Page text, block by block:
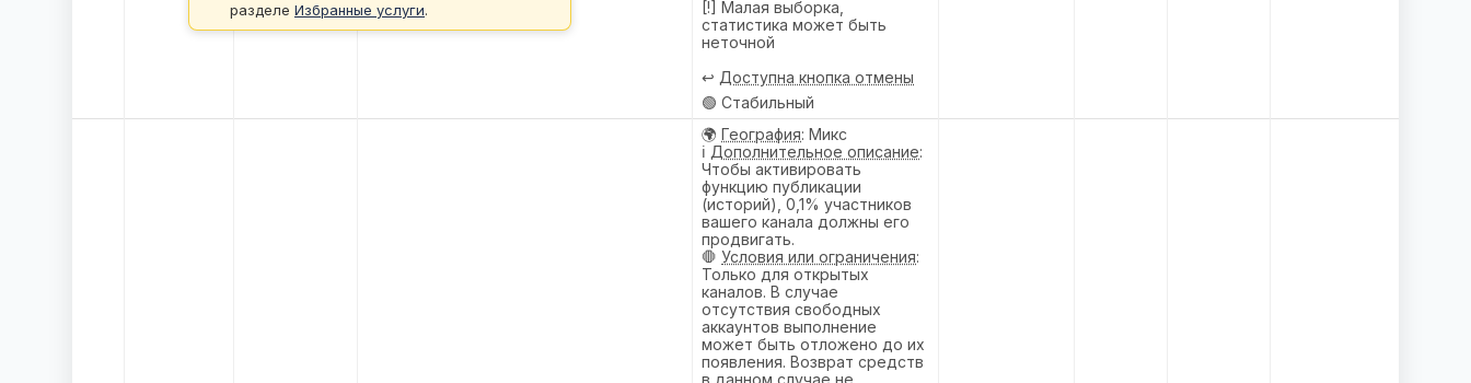
[!] Малая выборка,
статистика может быть
неточной
↩️ Доступна кнопка отмены
🟢 Стабильный
🌍 География: Микс
ℹ️ Дополнительное описание:
Чтобы активировать
функцию публикации
(историй), 0,1% участников
вашего канала должны его
продвигать.
🛑 Условия или ограничения:
Только для открытых
каналов. В случае
отсутствия свободных
аккаунтов выполнение
может быть отложено до их
появления. Возврат средств
в данном случае не
разделе Избранные услуги.